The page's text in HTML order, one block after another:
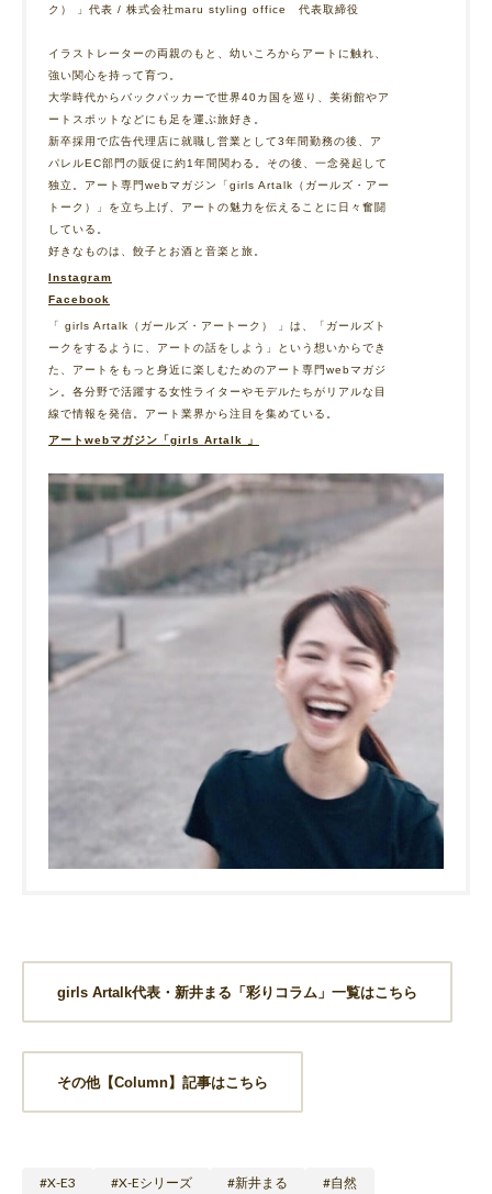
ク） 」代表 / 株式会社maru styling office 代表取締役
イラストレーターの両親のもと、幼いころからアートに触れ、
強い関心を持って育つ。
大学時代からバックパッカーで世界40カ国を巡り、美術館やア
ートスポットなどにも足を運ぶ旅好き。
新卒採用で広告代理店に就職し営業として3年間勤務の後、ア
パレルEC部門の販促に約1年間関わる。その後、一念発起して
独立。アート専門webマガジン「girls Artalk（ガールズ・アー
トーク）」を立ち上げ、アートの魅力を伝えることに日々奮闘
している。
好きなものは、餃子とお酒と音楽と旅。
Instagram
Facebook
「 girls Artalk（ガールズ・アートーク） 」は、「ガールズト
ークをするように、アートの話をしよう」という想いからでき
た、アートをもっと身近に楽しむためのアート専門webマガジ
ン。各分野で活躍する女性ライターやモデルたちがリアルな目
線で情報を発信。アート業界から注目を集めている。
アートwebマガジン「girls Artalk 」
girls Artalk代表・新井まる「彩りコラム」一覧はこちら
その他【Column】記事はこちら
X-E3 X-Eシリーズ 新井まる 自然